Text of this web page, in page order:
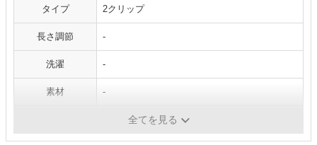
タイプ 2クリップ
長さ調節 -
洗濯 -
素材 -
全てを見る